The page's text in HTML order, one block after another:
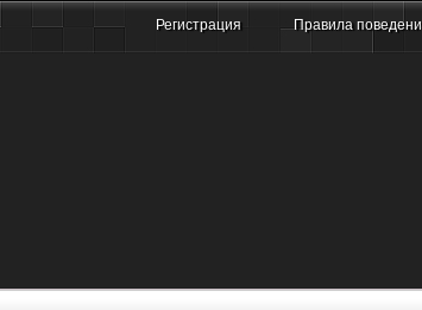
Регистрация Правила